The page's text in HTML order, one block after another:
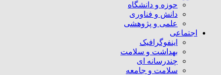
حوزه و دانشگاه
دانش و فناوری
علمی و پژوهشی
اجتماعی
اینفوگرافیک
بهداشت و سلامت
چندرسانه ای
سلامت و جامعه